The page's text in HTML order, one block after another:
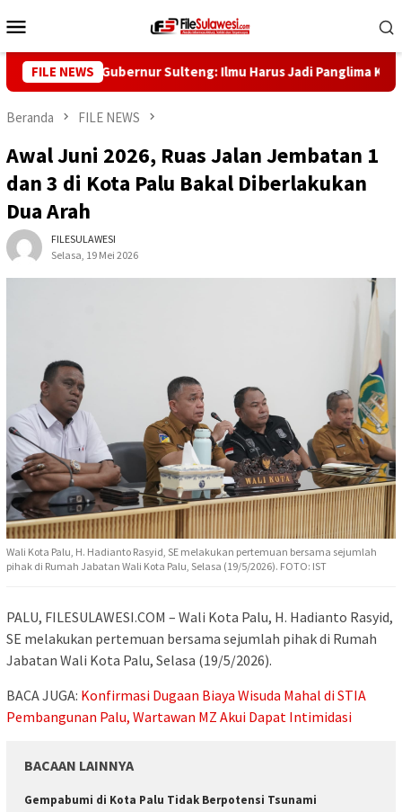
ke
Mobile
FILE NEWS
Gubernur Sulteng: Ilmu Harus Jadi Panglima Kehidupan
Beranda FILE NEWS
Awal Juni 2026, Ruas Jalan Jembatan 1
dan 3 di Kota Palu Bakal Diberlakukan
Dua Arah
FILESULAWESI
Selasa, 19 Mei 2026
Wali Kota Palu, H. Hadianto Rasyid, SE melakukan pertemuan bersama sejumlah
pihak di Rumah Jabatan Wali Kota Palu, Selasa (19/5/2026). FOTO: IST
PALU, FILESULAWESI.COM – Wali Kota Palu, H. Hadianto Rasyid,
SE melakukan pertemuan bersama sejumlah pihak di Rumah
Jabatan Wali Kota Palu, Selasa (19/5/2026).
BACA JUGA: Konfirmasi Dugaan Biaya Wisuda Mahal di STIA
Pembangunan Palu, Wartawan MZ Akui Dapat Intimidasi
BACAAN LAINNYA
Gempabumi di Kota Palu Tidak Berpotensi Tsunami